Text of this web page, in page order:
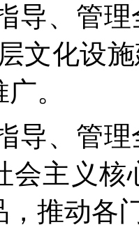
导、管
文化设
。
导、管
主义核
推动各